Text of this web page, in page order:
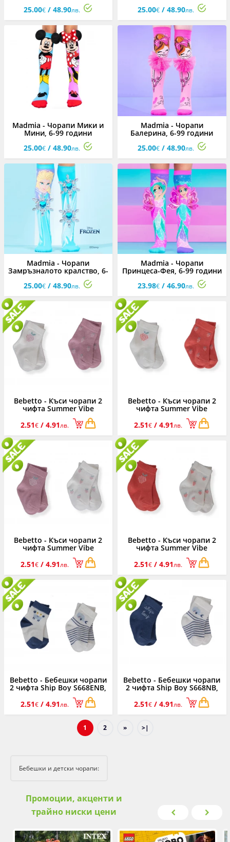
25.00€ / 48.90лв. 25.00€/ 48.90лв.
Madmia - Чорапи Мики и
Мини, 6-99 години
25.00€ / 48.90лв.
Madmia - Чорапи
Балерина, 6-99 години
25.00€/ 48.90лв.
Madmia - Чорапи
Замръзналото кралство, 6-
25.00€ / 48.90лв.
Madmia - Чорапи
Принцеса-Фея, 6-99 години
23.98€/ 46.90лв.
Bebetto - Къси чорапи 2
чифта Summer Vibe
S676EP, момиче, 0-36 м.
2.51€/ 4.91лв.
Bebetto - Къси чорапи 2
чифта Summer Vibe
S676ESC, момиче, 0-36 м.
2.51€ / 4.91лв.
Bebetto - Къси чорапи 2
чифта Summer Vibe
S676PL, момиче, 0-36 м.
2.51€/ 4.91лв.
Bebetto - Къси чорапи 2
чифта Summer Vibe
S676SC, момиче, 0-36 м.
2.51€ / 4.91лв.
Bebetto - Бебешки чорапи
2 чифта Ship Boy S668ENB,
2.51€/ 4.91лв.
Bebetto - Бебешки чорапи
2 чифта Ship Boy S668NB,
2.51€ / 4.91лв.
1 2 » >|
Бебешки и детски чорапи:
Промоции, акценти и
трайно ниски цени